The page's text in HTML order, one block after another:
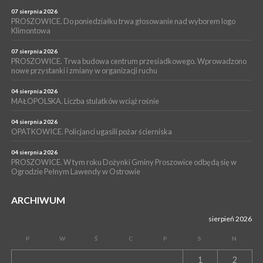
Pałecznicy będą obsługiwani w Proszowicach
WYDARZENIA
PROSZOWICE. W parku Warsztaty Edukacyjno-Przyrodnicze
NOC CIEM
15 lipca 2026
PROSZOWICE. Już za tydzień kolejne zajęcia z cyklu „Wakacyjne
07 sierpnia 2026
PROSZOWICE. Do poniedziałku trwa głosowanie nad wyborem logo
Klimontowa
07 sierpnia 2026
PROSZOWICE. Trwa budowa centrum przesiadkowego. Wprowadzono
nowe przystanki i zmiany w organizacji ruchu
04 sierpnia 2026
MAŁOPOLSKA. Liczba stulatków wciąż rośnie
04 sierpnia 2026
OPATKOWICE. Policjanci ugasili pożar ścierniska
04 sierpnia 2026
PROSZOWICE. W tym roku Dożynki Gminy Proszowice odbędą się w
Ogrodzie Pełnym Lawendy w Ostrowie
ARCHIWUM
sierpień 2026
P W Ś C P S N
1 2